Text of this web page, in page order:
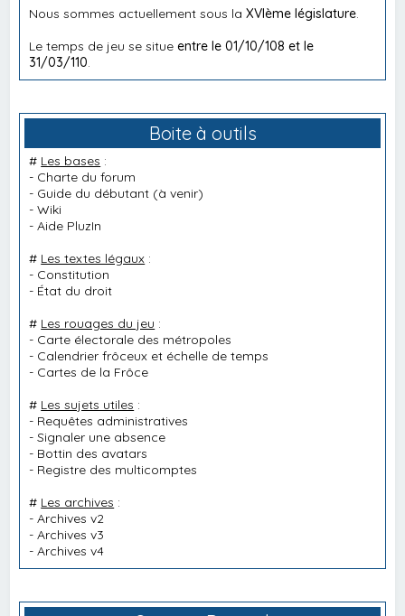
Nous sommes actuellement sous laXVIème législature
Le temps de jeu se situeentre le 01/10/108 et le
31/03/110
Boite à outils
# Les bases :
- Charte du forum
- Guide du débutant (à venir)
-Wiki
-Aide PluzIn
# Les textes légaux :
- Constitution
- État du droit
# Les rouages du jeu :
- Carte électorale des métropoles
- Calendrier frôceux et échelle de temps
- Cartes de la Frôce
# Les sujets utiles :
- Requêtes administratives
-Signaler une absence
- Bottin des avatars
- Registre des multicomptes
# Les archives :
-Archives v2
-Archives v3
-Archives v4